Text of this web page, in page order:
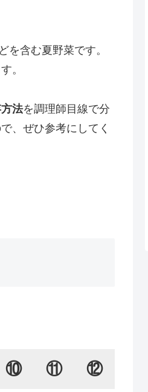
を含む夏野菜です。
。
法を調理師目線で分
、ぜひ参考にしてく
⑩ ⑪ ⑫